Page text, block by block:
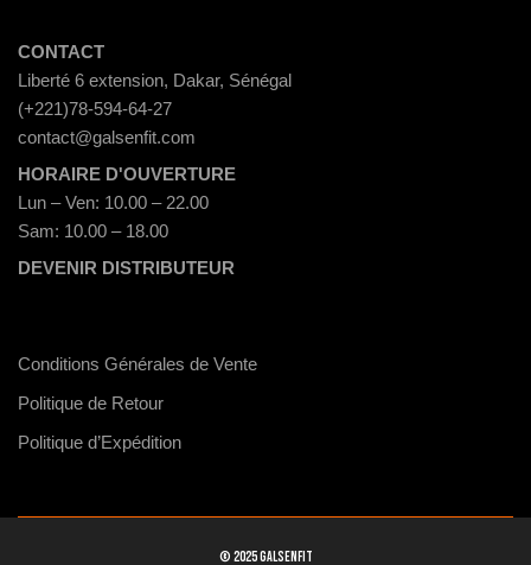
CONTACT
Liberté 6 extension, Dakar, Sénégal
(+221)78-594-64-27
contact@galsenfit.com
HORAIRE D'OUVERTURE
Lun – Ven: 10.00 – 22.00
Sam: 10.00 – 18.00
DEVENIR DISTRIBUTEUR
Conditions Générales de Vente
Politique de Retour
Politique d’Expédition
© 2025 GALSENFIT